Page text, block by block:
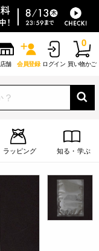
店舗 会員登録 ログイン 買い物かご
0
ラッピング 知る・学ぶ